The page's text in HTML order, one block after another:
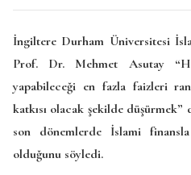
İngiltere Durham Üniversitesi
Prof. Dr. Mehmet Asutay
yapabileceği en fazla faizleri
katkısı olacak şekilde düşürmek”
son dönemlerde İslami
olduğunu söyledi.